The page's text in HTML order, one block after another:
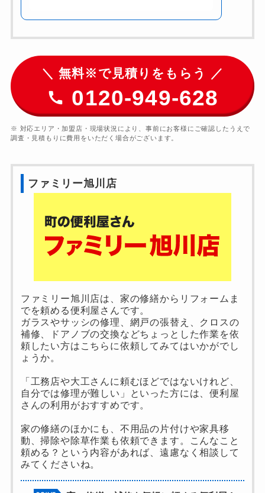
＼ 無料※で見積りをもらう ／
0120-949-628
※ 対応エリア・加盟店・現場状況により、事前にお客様にご確認したうえで
調査・見積もりに費用をいただく場合がございます。
ファミリー旭川店
ファミリー旭川店は、家の修繕からリフォームま
でを頼める便利屋さんです。
ガラスやサッシの修理、網戸の張替え、クロスの
補修、ドアノブの交換などちょっとした作業を依
頼したい方はこちらに依頼してみてはいかがでし
ょうか。
「工務店や大工さんに頼むほどではないけれど、
自分では修理が難しい」といった方には、便利屋
さんの利用がおすすめです。
家の修繕のほかにも、不用品の片付けや家具移
動、掃除や除草作業も依頼できます。こんなこと
頼める？という内容があれば、遠慮なく相談して
みてくださいね。